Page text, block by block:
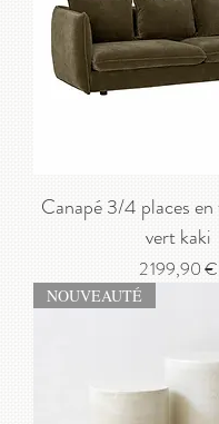
Canapé 3/4 places
vert kaki
Prix
2 199,90 €
NOUVEAUTÉ